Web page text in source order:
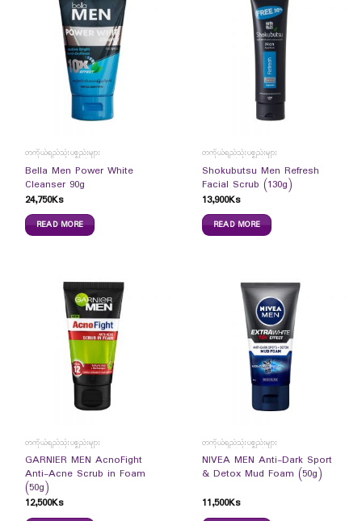
တကိုယ်ရည်သုံးပစ္စည်းများ
Bella Men Power White
Cleanser 90g
24,750Ks
READ MORE
တကိုယ်ရည်သုံးပစ္စည်းများ
Shokubutsu Men Refresh
Facial Scrub (130g)
13,900Ks
READ MORE
တကိုယ်ရည်သုံးပစ္စည်းများ
GARNIER MEN AcnoFight
Anti-Acne Scrub in Foam
(50g)
12,500Ks
တကိုယ်ရည်သုံးပစ္စည်းများ
NIVEA MEN Anti-Dark Sport
& Detox Mud Foam (50g)
11,500Ks